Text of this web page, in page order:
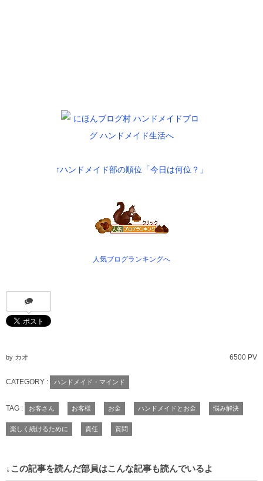
↑ハンドメイド部の順位「今日は何位？」
人気ブログランキングへ
by カオ 6500 PV
CATEGORY : ハンドメイド・マインド
TAG : お客さん お客様 お金 ハンドメイドとお金 悩み解決
楽しく続けるために 責任 質問
↓この記事を読んだ部員はこんな記事も読んでいるよ